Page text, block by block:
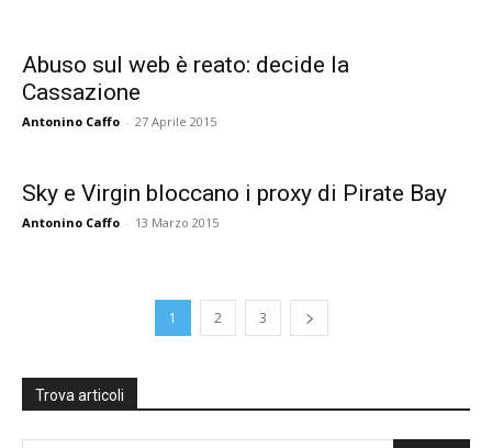
Abuso sul web è reato: decide la
Cassazione
Antonino Caffo - 27 Aprile 2015
Sky e Virgin bloccano i proxy di Pirate Bay
Antonino Caffo - 13 Marzo 2015
1 2 3
Trova articoli